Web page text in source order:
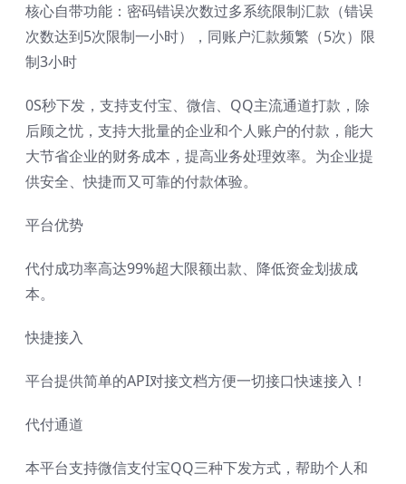
核心自带功能：密码错误次数过多系统限制汇款（错误
次数达到5次限制一小时），同账户汇款频繁（5次）限
制3小时
0S秒下发，支持支付宝、微信、QQ主流通道打款，除
后顾之忧，支持大批量的企业和个人账户的付款，能大
大节省企业的财务成本，提高业务处理效率。为企业提
供安全、快捷而又可靠的付款体验。
平台优势
代付成功率高达99%超大限额出款、降低资金划拔成
本。
快捷接入
平台提供简单的API对接文档方便一切接口快速接入！
代付通道
本平台支持微信支付宝QQ三种下发方式，帮助个人和